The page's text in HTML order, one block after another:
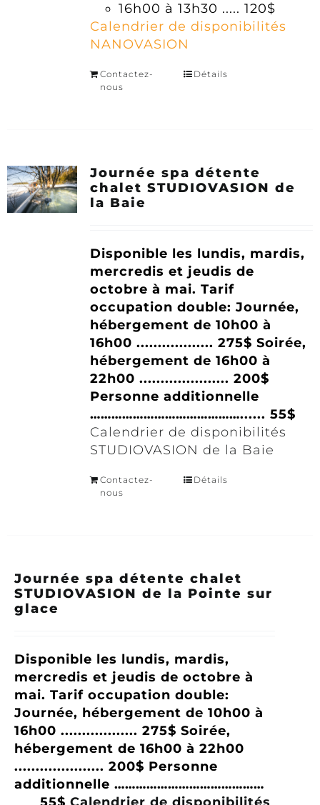
16h00 à 13h30 ..... 120$
Calendrier de disponibilités
NANOVASION
Contactez-
nous
Détails
Journée spa détente
chalet STUDIOVASION de
la Baie
Disponible les lundis, mardis,
mercredis et jeudis de
octobre à mai. Tarif
occupation double: Journée,
hébergement de 10h00 à
16h00 .................. 275$ Soirée,
hébergement de 16h00 à
22h00 ..................... 200$
Personne additionnelle
……………………………………...... 55$
Calendrier de disponibilités
STUDIOVASION de la Baie
Contactez-
nous
Détails
Journée spa détente chalet
STUDIOVASION de la Pointe sur
glace
Disponible les lundis, mardis,
mercredis et jeudis de octobre à
mai. Tarif occupation double:
Journée, hébergement de 10h00 à
16h00 .................. 275$ Soirée,
hébergement de 16h00 à 22h00
..................... 200$ Personne
additionnelle ……………………………………